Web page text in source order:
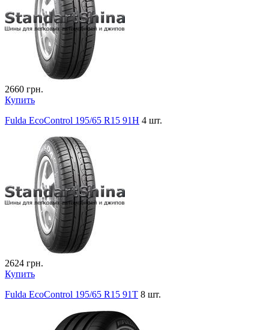
2660 грн.
Купить
Fulda EcoControl 195/65 R15 91H 4 шт.
2624 грн.
Купить
Fulda EcoControl 195/65 R15 91T 8 шт.